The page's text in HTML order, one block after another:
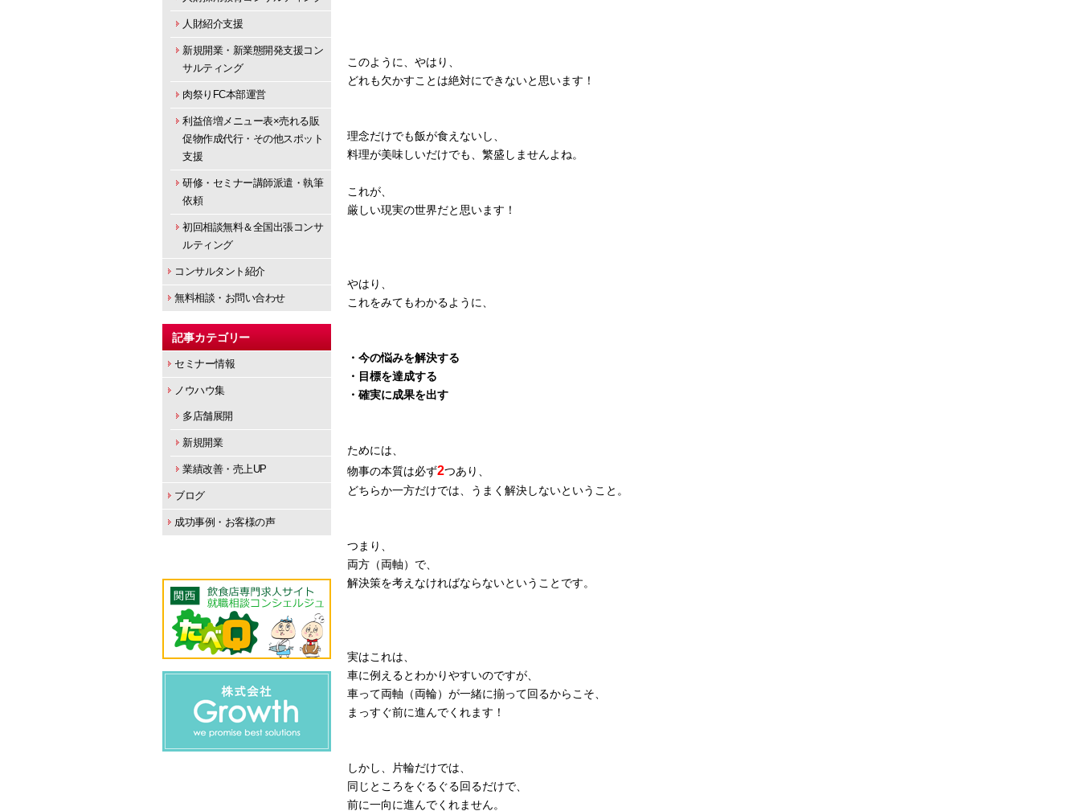
このように、やはり、
どれも欠かすことは絶対にできないと思います！
理念だけでも飯が食えないし、
料理が美味しいだけでも、繁盛しませんよね。
これが、
厳しい現実の世界だと思います！
やはり、
これをみてもわかるように、
・今の悩みを解決する
・目標を達成する
・確実に成果を出す
ためには、
物事の本質は必ず2つあり、
どちらか一方だけでは、うまく解決しないということ。
つまり、
両方（両軸）で、
解決策を考えなければならないということです。
実はこれは、
車に例えるとわかりやすいのですが、
車って両軸（両輪）が一緒に揃って回るからこそ、
まっすぐ前に進んでくれます！
しかし、片輪だけでは、
同じところをぐるぐる回るだけで、
前に一向に進んでくれません。
人財紹介支援
新規開業・新業態開発支援コン
サルティング
肉祭りFC本部運営
利益倍増メニュー表×売れる販
促物作成代行・その他スポット
支援
研修・セミナー講師派遣・執筆
依頼
初回相談無料＆全国出張コンサ
ルティング
コンサルタント紹介
無料相談・お問い合わせ
記事カテゴリー
セミナー情報
ノウハウ集
多店舗展開
新規開業
業績改善・売上UP
ブログ
成功事例・お客様の声